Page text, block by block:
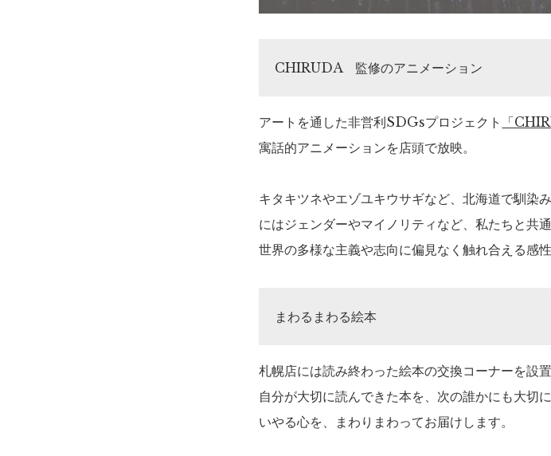
CHIRUDA 監修のアニメーション
アートを通した非営利SDGsプロジェクト 「
寓話的アニメーションを店頭で放映。
キタキツネやエゾユキウサギなど、北海道で馴染
にはジェンダーやマイノリティなど、私たちと共
世界の多様な主義や志向に偏見なく触れ合える感
まわるまわる絵本
札幌店には読み終わった絵本の交換コーナーを設置
自分が大切に読んできた本を、次の誰かにも大切
いやる心を、まわりまわってお届けします。